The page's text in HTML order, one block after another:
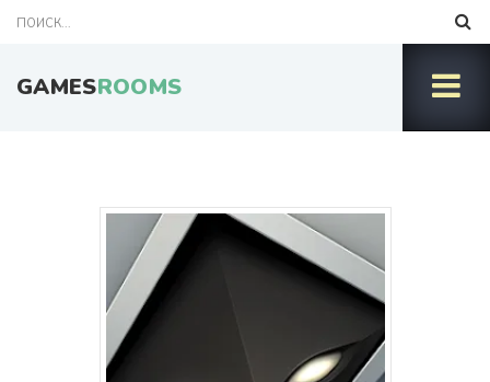
GAMESROOMS